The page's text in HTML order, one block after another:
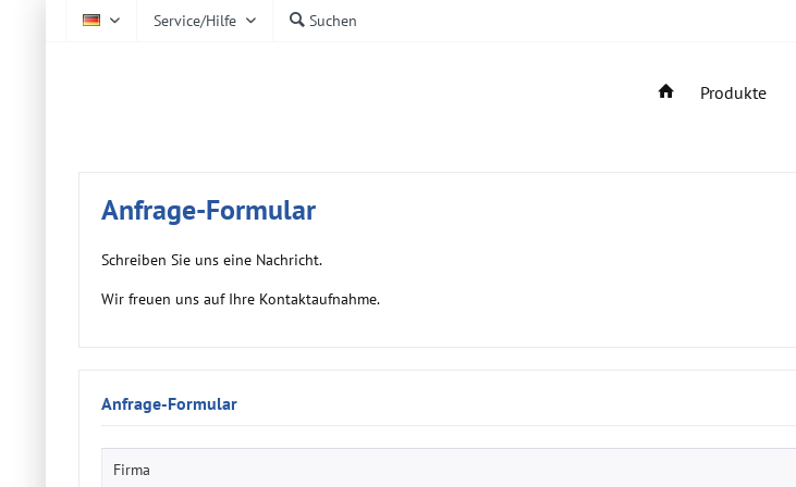
Service/Hilfe Suchen
Produkte
Anfrage-Formular
Schreiben Sie uns eine Nachricht.
Wir freuen uns auf Ihre Kontaktaufnahme.
Anfrage-Formular